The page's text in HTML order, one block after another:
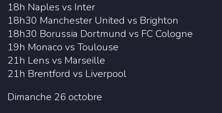
18h Naples vs Inter
18h30 Manchester United vs Brighton
18h30 Borussia Dortmund vs FC Cologne
19h Monaco vs Toulouse
21h Lens vs Marseille
21h Brentford vs Liverpool
Dimanche 26 octobre